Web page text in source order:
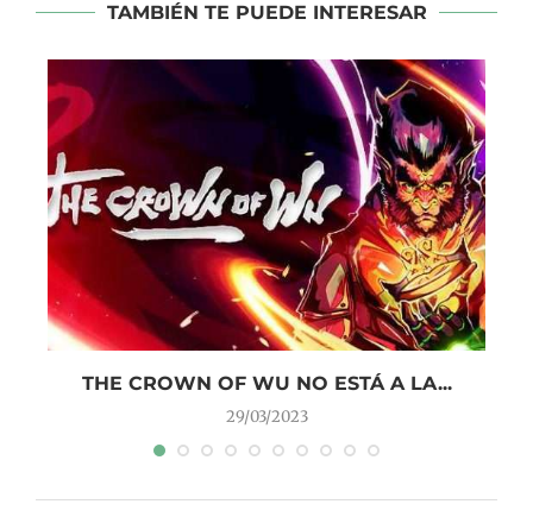
TAMBIÉN TE PUEDE INTERESAR
THE CROWN OF WU NO ESTÁ A LA...
29/03/2023